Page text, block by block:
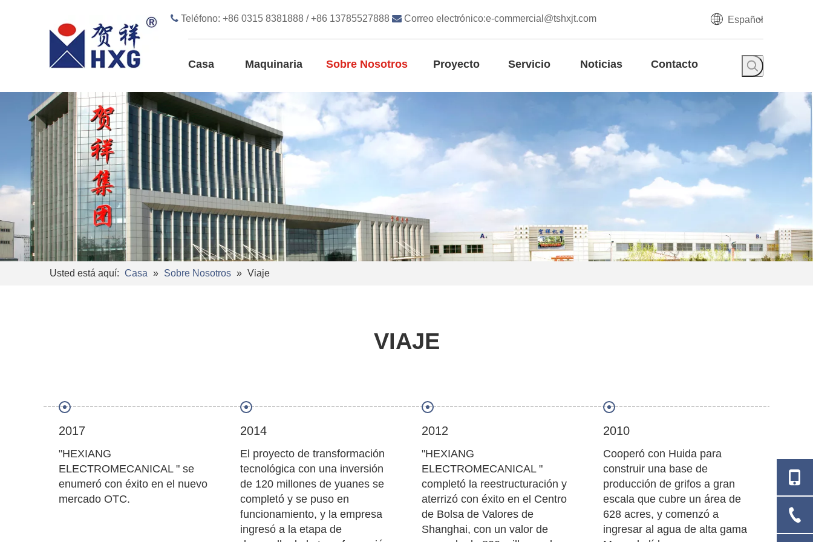
 Teléfono: +86 0315 8381888 / +86 13785527888  Correo electrónico:e-commercial@tshxjt.com Español
Casa Maquinaria Sobre Nosotros Proyecto Servicio Noticias Contacto
Usted está aquí: Casa » Sobre Nosotros » Viaje
VIAJE
2017
"HEXIANG
ELECTROMECANICAL " se
enumeró con éxito en el nuevo
mercado OTC.
2014
El proyecto de transformación
tecnológica con una inversión
de 120 millones de yuanes se
completó y se puso en
funcionamiento, y la empresa
ingresó a la etapa de
2012
"HEXIANG
ELECTROMECANICAL "
completó la reestructuración y
aterrizó con éxito en el Centro
de Bolsa de Valores de
Shanghai, con un valor de
2010
Cooperó con Huida para
construir una base de
producción de grifos a gran
escala que cubre un área de
628 acres, y comenzó a
ingresar al agua de alta gama